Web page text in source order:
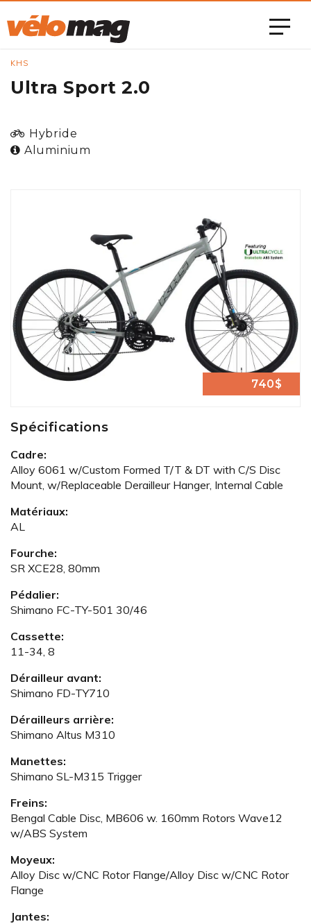
KHS
Ultra Sport 2.0
Hybride
Aluminium
740$
Spécifications
Cadre:
Alloy 6061 w/Custom Formed T/T & DT with C/S Disc
Mount, w/Replaceable Derailleur Hanger, Internal Cable
Matériaux:
AL
Fourche:
SR XCE28, 80mm
Pédalier:
Shimano FC-TY-501 30/46
Cassette:
11-34, 8
Dérailleur avant:
Shimano FD-TY710
Dérailleurs arrière:
Shimano Altus M310
Manettes:
Shimano SL-M315 Trigger
Freins:
Bengal Cable Disc, MB606 w. 160mm Rotors Wave12
w/ABS System
Moyeux:
Alloy Disc w/CNC Rotor Flange/Alloy Disc w/CNC Rotor
Flange
Jantes: